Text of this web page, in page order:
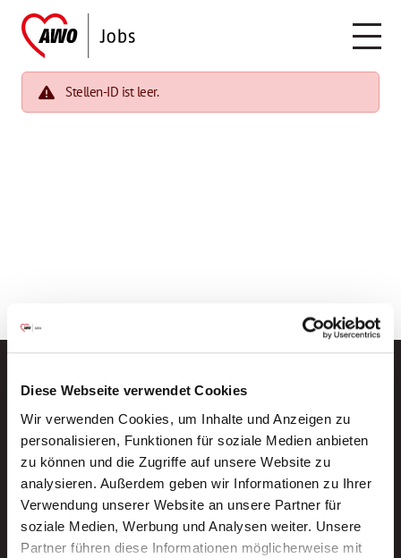
Diese Webseite verwendet Cookies
Wir verwenden Cookies, um Inhalte und Anzeigen zu
personalisieren, Funktionen für soziale Medien anbieten
zu können und die Zugriffe auf unsere Website zu
analysieren. Außerdem geben wir Informationen zu Ihrer
Verwendung unserer Website an unsere Partner für
soziale Medien, Werbung und Analysen weiter. Unsere
Partner führen diese Informationen möglicherweise mit
Stellen-ID ist leer.
Neue Stellen per E-Mail.
Ein kostenloser Service von AWO
Jobs.
E-Mail-Adresse eintragen